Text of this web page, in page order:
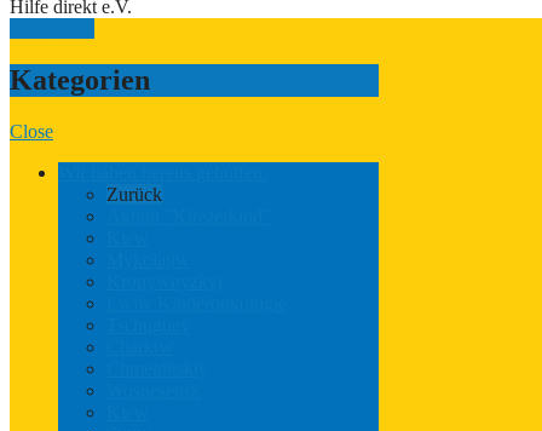
Hilfe direkt e.V.
Kategorien
Close
Zurück